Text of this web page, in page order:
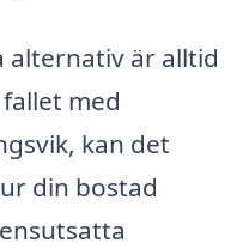
alternativ är alltid
med
kan det
din bostad